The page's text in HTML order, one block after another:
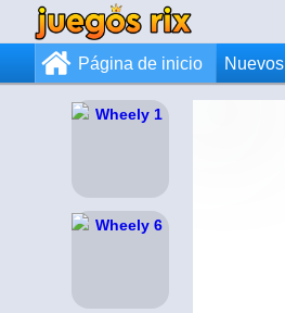
Página de inicio Nuevos